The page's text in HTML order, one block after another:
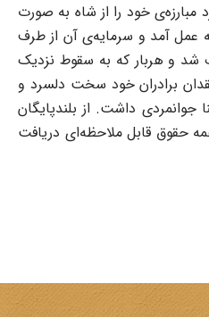
مبارزه‌ى خود را از شاه به صورت
عمل آمد و سرمایه‌ى آن از طرف
شد و هربار که به سقوط نزدیک
50 و 52 دو تن از برادران فوت شدند. اسدالله از فقدان برادران خود سخت دلسرد و
داشت. از بلندپایگان
و سرلشکر بازنشسته شاغل بودند و همه حقوق قابل ملاحظه‌اى دریافت